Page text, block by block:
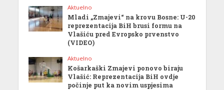
Aktuelno
Mladi „Zmajevi“ na krovu Bosne: U-20
reprezentacija BiH brusi formu na
Vlašiću pred Evropsko prvenstvo
(VIDEO)
Aktuelno
Košarkaški Zmajevi ponovo biraju
Vlašić: Reprezentacija BiH ovdje
počinje put ka novim uspjesima